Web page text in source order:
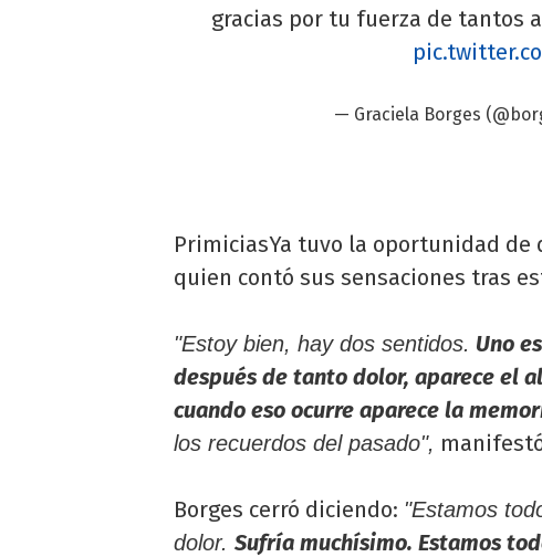
gracias por tu fuerza de tantos
— Graciela Borges
PrimiciasYa tuvo la oportunidad
quien contó sus sensaciones tras
"Estoy bien, hay dos sentidos. Uno
después de tanto dolor, aparece el
cuando eso ocurre aparece la
los recuerdos del pasado",
Borges cerró diciendo: "Estamos
dolor. Sufría muchísimo. Estamos